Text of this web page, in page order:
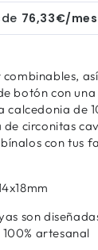
botón con
calcedonia de
circonitas
con tus
son
artesanal